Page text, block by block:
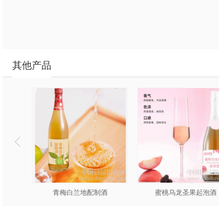
其他产品
青梅白兰地配制酒 蜜桃乌龙圣果起泡酒